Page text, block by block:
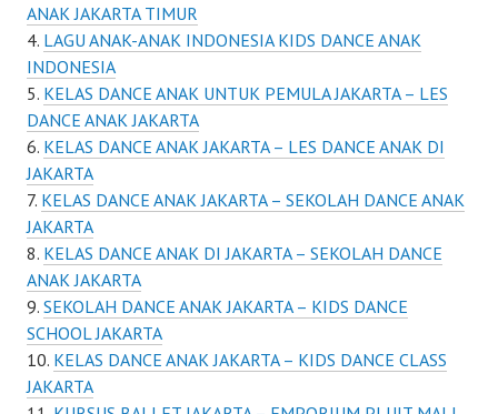
ANAK JAKARTA TIMUR
LAGU ANAK-ANAK INDONESIA KIDS DANCE ANAK
INDONESIA
KELAS DANCE ANAK UNTUK PEMULA JAKARTA – LES
DANCE ANAK JAKARTA
KELAS DANCE ANAK JAKARTA – LES DANCE ANAK DI
JAKARTA
KELAS DANCE ANAK JAKARTA – SEKOLAH DANCE ANAK
JAKARTA
KELAS DANCE ANAK DI JAKARTA – SEKOLAH DANCE
ANAK JAKARTA
SEKOLAH DANCE ANAK JAKARTA – KIDS DANCE
SCHOOL JAKARTA
KELAS DANCE ANAK JAKARTA – KIDS DANCE CLASS
JAKARTA